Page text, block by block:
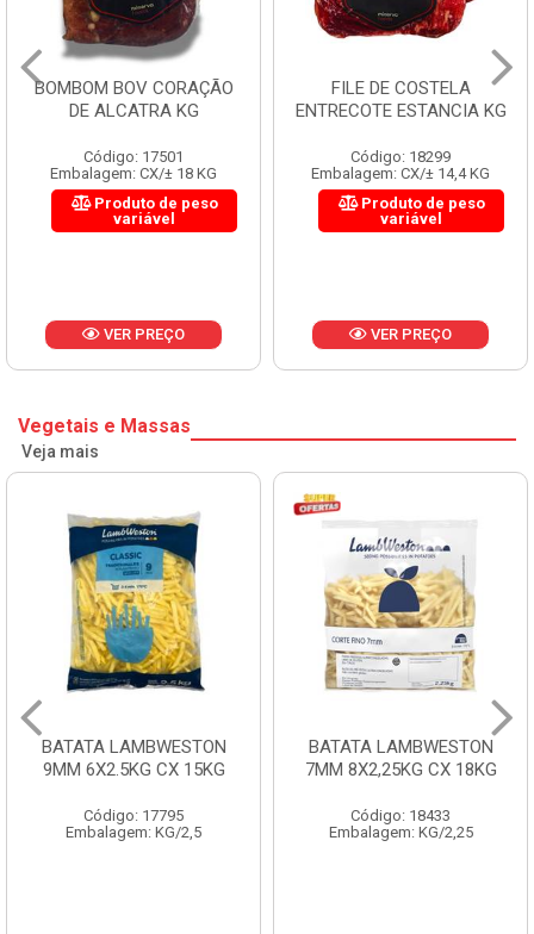
BOMBOM BOV CORAÇÃO
DE ALCATRA KG
Código: 17501
Embalagem: CX/± 18 KG
Produto de peso
variável
VER PREÇO
FILE DE COSTELA
ENTRECOTE ESTANCIA KG
Código: 18299
Embalagem: CX/± 14,4 KG
Produto de peso
variável
VER PREÇO
Vegetais e Massas
Veja mais
BATATA LAMBWESTON
9MM 6X2.5KG CX 15KG
Código: 17795
Embalagem: KG/2,5
BATATA LAMBWESTON
7MM 8X2,25KG CX 18KG
Código: 18433
Embalagem: KG/2,25